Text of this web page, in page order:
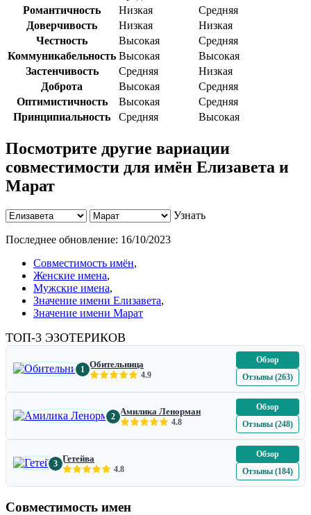
Романтичность
Низкая
Средняя
Доверчивость
Низкая
Низкая
Честность
Высокая
Средняя
Коммуникабельность Высокая
Высокая
Застенчивость
Средняя
Низкая
Доброта
Высокая
Средняя
Оптимистичность
Высокая
Средняя
Принципиальность
Средняя Высокая
Посмотрите другие вариации
совместимости для имён Елизавета и
Марат
Узнать
Последнее обновление: 16/10/2023
Совместимость имён,
Женские имена,
Мужские имена,
Значение имени Елизавета,
Значение имени Марат
ТОП-3 ЭЗОТЕРИКОВ
1 Обительница
4.9
Обзор
Отзывы (263)
2 Амилика Ленорман
4.8
Обзор
Отзывы (248)
3 Гетейва
4.8
Обзор
Отзывы (184)
Совместимость имен